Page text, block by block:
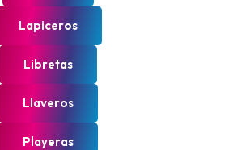
Lapiceros
Libretas
Llaveros
Playeras